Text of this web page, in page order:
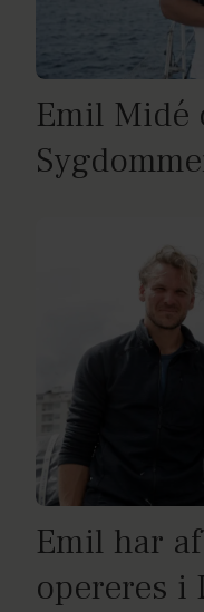
Emil Midé
Emil har
opereres i